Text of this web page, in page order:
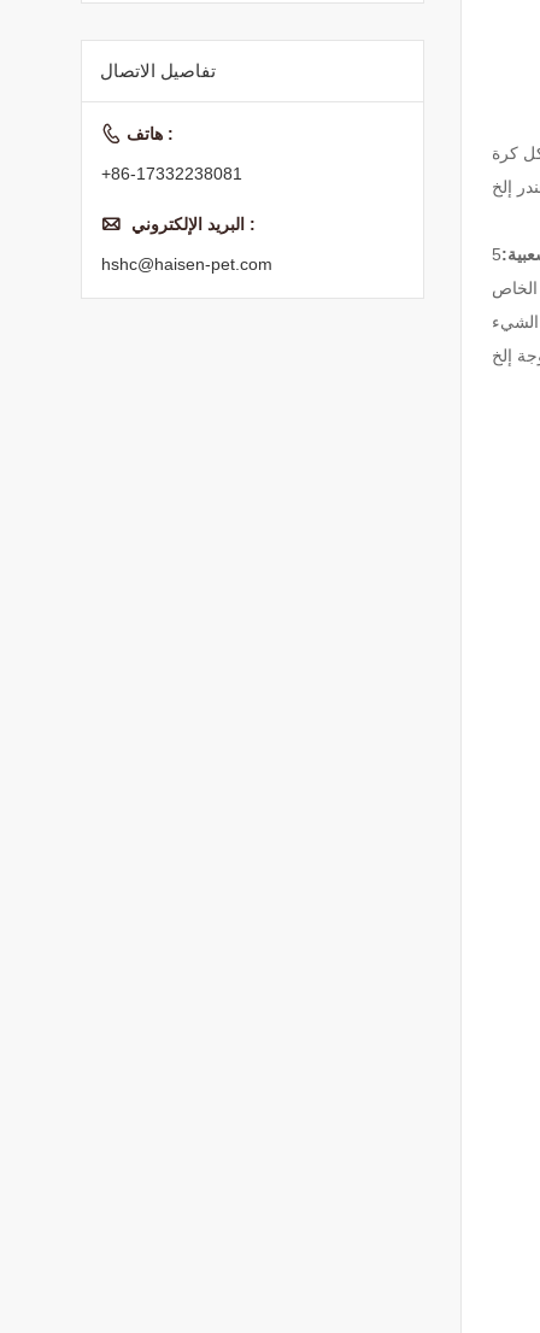
كرة
إلخ
5L-4kg ، 10L -8kg مع أكياس حزمة. 5 كجم / 10 كجم / 20 كجم / 24 كجم مع حزمة حقيبة منسوجة يمكن أيضًا القيام بأي حجم حسب
طعام القطط الجاف
تفاصيل الاتصال
 هاتف :
+86-17332238081
 البريد الإلكتروني :
hshc@haisen-pet.com